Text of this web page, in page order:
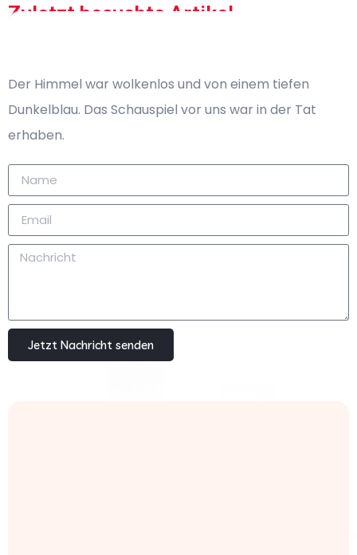
Zuletzt besuchte Artikel
Der Himmel war wolkenlos und von einem tiefen
Dunkelblau. Das Schauspiel vor uns war in der Tat
erhaben.
Jetzt Nachricht senden